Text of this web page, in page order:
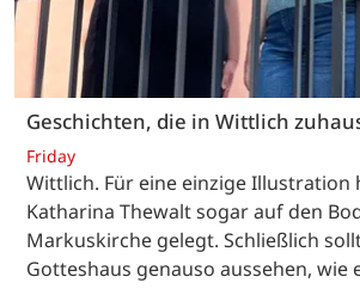
Geschichten, die in Wittlich
Friday
Wittlich. Für eine einzige Illustration
Katharina Thewalt sogar auf den
Markuskirche gelegt. Schließlich
Gotteshaus genauso aussehen, wie